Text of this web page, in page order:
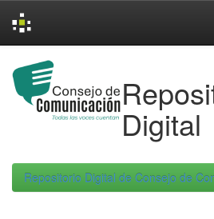
navigation
Digital
Repositorio Digital de Consejo de